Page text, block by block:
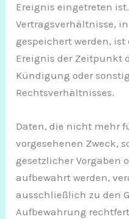
Ereignis eingetreten
Vertragsverhältnisse,
gespeichert werden,
Ereignis der Zeitpunkt
Kündigung oder
Rechtsverhältnisses.
Daten, die nicht mehr
vorgesehenen Zweck,
gesetzlicher Vorgaben
aufbewahrt werden,
ausschließlich zu den
Aufbewahrung